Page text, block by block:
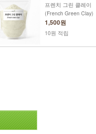
프렌치 그린 클레이
(French Green Clay)
1,500원
10원 적립